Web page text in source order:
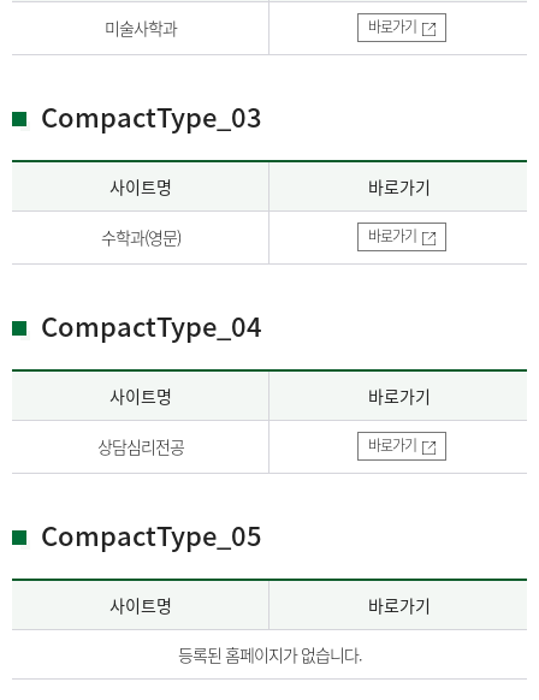
미술사학과 바로가기
CompactType_03
사이트명 바로가기
수학과(영문) 바로가기
CompactType_04
사이트명 바로가기
상담심리전공 바로가기
CompactType_05
사이트명 바로가기
등록된 홈페이지가 없습니다.